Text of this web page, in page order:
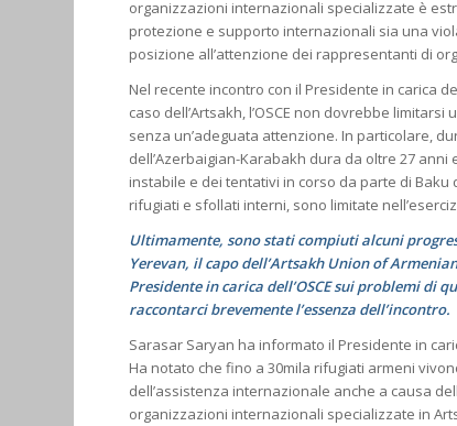
organizzazioni internazionali specializzate è
protezione e supporto internazionali sia una
posizione all’attenzione dei rappresentanti di
Nel recente incontro con il Presidente in carica
caso dell’Artsakh, l’OSCE non dovrebbe
senza un’adeguata attenzione. In particolare,
dell’Azerbaigian-Karabakh dura da oltre 27 anni
instabile e dei tentativi in ​​corso da parte di Baku
rifugiati e sfollati interni, sono limitate
Ultimamente, sono stati compiuti alcuni
Yerevan, il capo dell’Artsakh Union of
Presidente in carica dell’OSCE sui problemi di
raccontarci brevemente l’essenza dell’incontro.
Sarasar Saryan ha informato il Presidente in
Ha notato che fino a 30mila rifugiati armeni
dell’assistenza internazionale anche a causa
organizzazioni internazionali specializzate in